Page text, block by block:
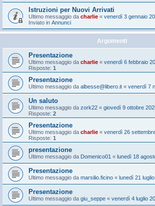
Istruzioni per Nuovi Arrivati
Ultimo messaggio da charlie « venerdì 3 gennaio
Inviato in Annunci
Argomenti
Presentazione
Ultimo messaggio da charlie « venerdì 6 febbraio
Risposte: 1
Presentazione
Ultimo messaggio da albesse@libero.it « venerdì 7
Un saluto
Ultimo messaggio da zork22 « giovedì 9 ottobre
Risposte: 2
Presentazione
Ultimo messaggio da charlie « venerdì 26
Risposte: 1
presentazione
Ultimo messaggio da Domenico01 « lunedì 18
Presentazione
Ultimo messaggio da marsilio.ficino « lunedì 21
Presentazione
Ultimo messaggio da giu_seppe « venerdì 4 luglio